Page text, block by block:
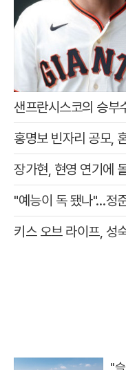
샌프란시스코의 승부
홍명보 빈자리 공모,
장가현, 현영 연기에
"예능이 독 됐나"…정
키스 오브 라이프, 성